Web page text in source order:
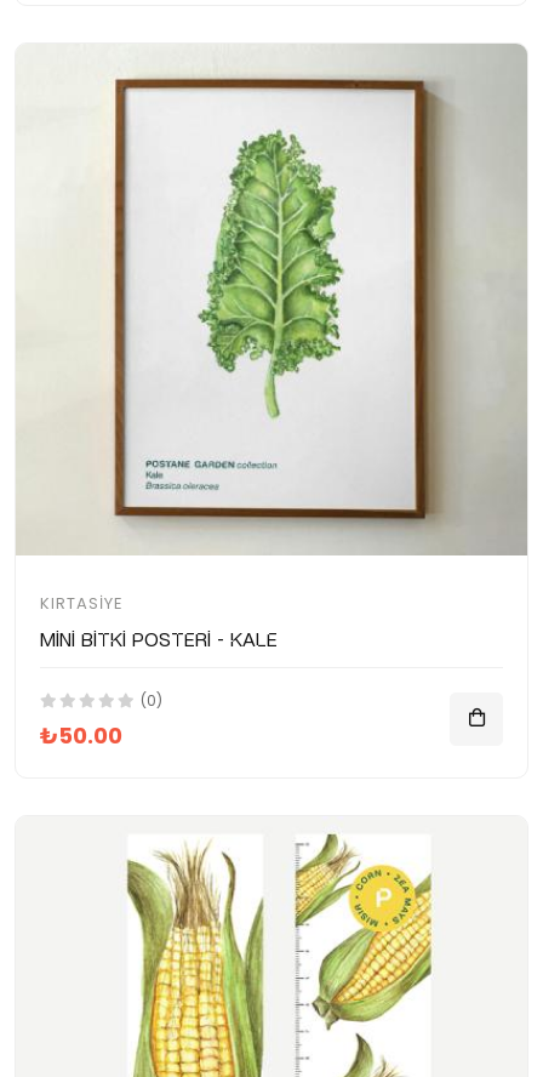
KIRTASIYE
Mini Bitki Posteri - Kale
(0)
₺50.00